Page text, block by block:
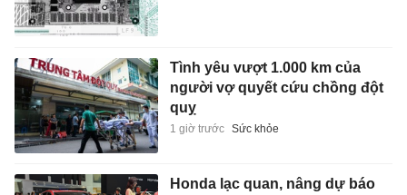
Tình yêu vượt 1.000 km của
người vợ quyết cứu chồng đột
quỵ
1 giờ trước Sức khỏe
Honda lạc quan, nâng dự báo